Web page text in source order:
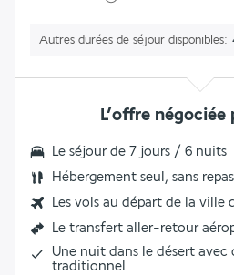
Autres durées de séjour disponibles
L’offre négociée
Le séjour de 7 jours / 6 nuits
Hébergement seul, sans repas
Les vols au départ de la ville
Le transfert aller-retour
Une nuit dans le désert avec
traditionnel